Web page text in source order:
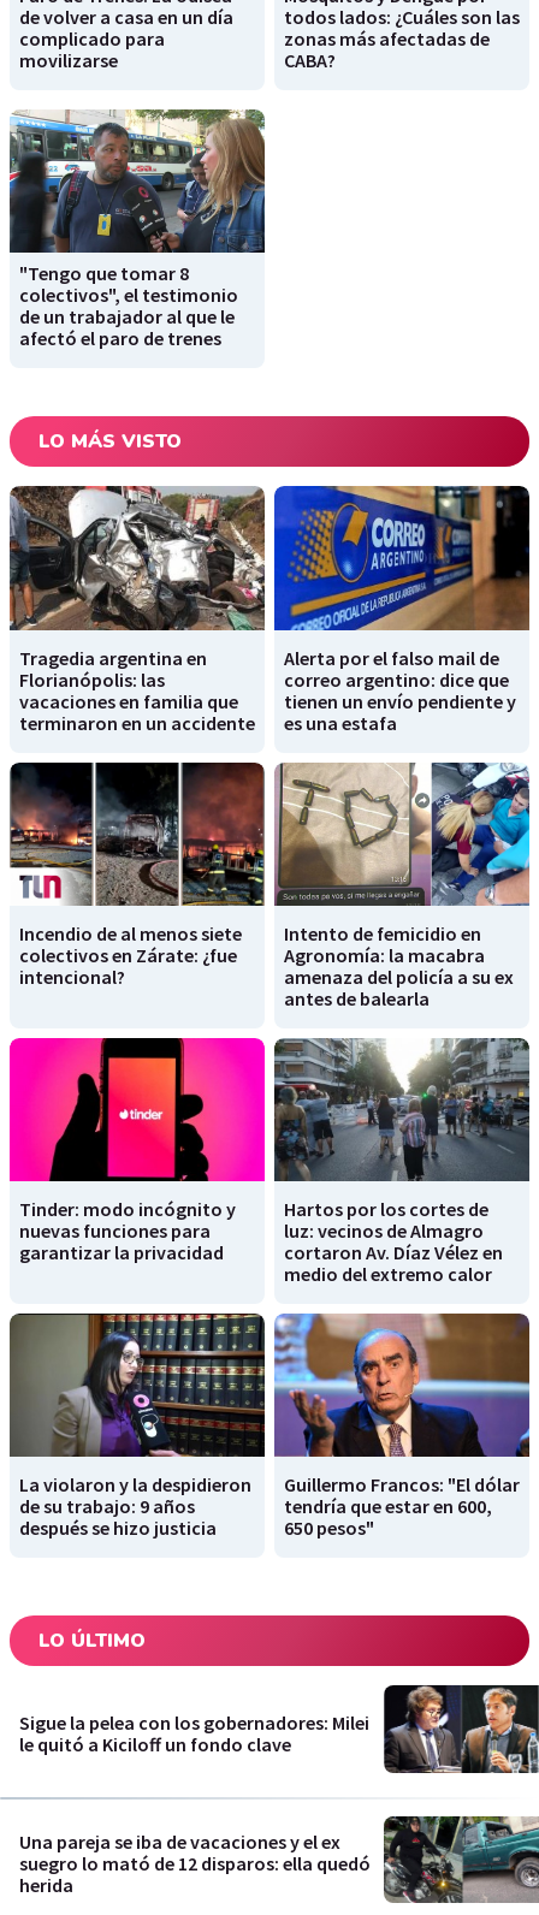
de volver a casa en un día
complicado para
movilizarse
todos lados: ¿Cuáles son las
zonas más afectadas de
CABA?
"Tengo que tomar 8
colectivos", el testimonio
de un trabajador al que le
afectó el paro de trenes
LO MÁS VISTO
Tragedia argentina en
Florianópolis: las
vacaciones en familia que
terminaron en un accidente
Alerta por el falso mail de
correo argentino: dice que
tienen un envío pendiente y
es una estafa
Incendio de al menos siete
colectivos en Zárate: ¿fue
intencional?
Intento de femicidio en
Agronomía: la macabra
amenaza del policía a su ex
antes de balearla
Tinder: modo incógnito y
nuevas funciones para
garantizar la privacidad
Hartos por los cortes de
luz: vecinos de Almagro
cortaron Av. Díaz Vélez en
medio del extremo calor
La violaron y la despidieron
de su trabajo: 9 años
después se hizo justicia
Guillermo Francos: "El dólar
tendría que estar en 600,
650 pesos"
LO ÚLTIMO
Sigue la pelea con los gobernadores: Milei
le quitó a Kiciloff un fondo clave
Una pareja se iba de vacaciones y el ex
suegro lo mató de 12 disparos: ella quedó
herida